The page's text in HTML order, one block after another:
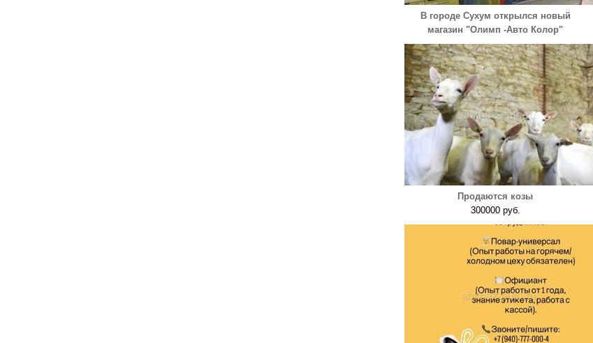
В городе Сухум открылся новый
магазин "Олимп -Авто Колор"
Продаются козы
300000 руб.